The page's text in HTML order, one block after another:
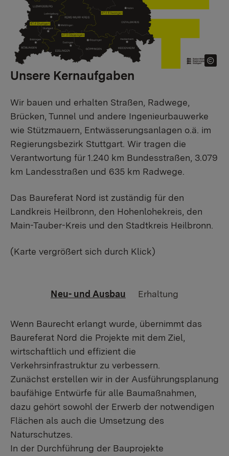
Unsere Kernaufgaben
Wir bauen und erhalten Straßen, Radwege,
Brücken, Tunnel und andere Ingenieurbauwerke
wie Stützmauern, Entwässerungsanlagen o.ä. im
Regierungsbezirk Stuttgart. Wir tragen die
Verantwortung für 1.240 km Bundesstraßen, 3.079
km Landesstraßen und 635 km Radwege.
Das Baureferat Nord ist zuständig für den
Landkreis Heilbronn, den Hohenlohekreis, den
Main-Tauber-Kreis und den Stadtkreis Heilbronn.
(Karte vergrößert sich durch Klick)
Neu- und Ausbau Erhaltung
Wenn Baurecht erlangt wurde, übernimmt das
Baureferat Nord die Projekte mit dem Ziel,
wirtschaftlich und effizient die
Verkehrsinfrastruktur zu verbessern.
Zunächst erstellen wir in der Ausführungsplanung
baufähige Entwürfe für alle Baumaßnahmen,
dazu gehört sowohl der Erwerb der notwendigen
Flächen als auch die Umsetzung des
Naturschutzes.
In der Durchführung der Bauprojekte